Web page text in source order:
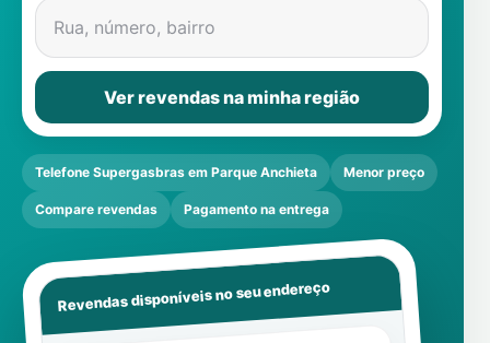
Rua, número, bairro
Ver revendas na minha região
Telefone Supergasbras em Parque Anchieta Menor preço
Compare revendas Pagamento na entrega
Revendas disponíveis no seu endereço